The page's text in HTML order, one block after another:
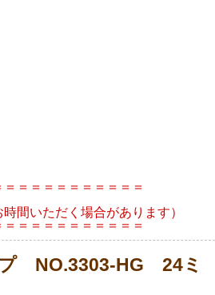
＝＝＝＝＝＝＝＝＝＝
間いただく場合があります）
＝＝＝＝＝＝＝＝＝＝
プ NO.3303-HG 24ミ